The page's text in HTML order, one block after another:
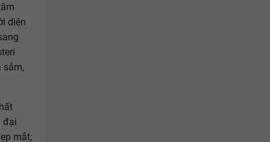
diện
sắm,
đại
mắt;